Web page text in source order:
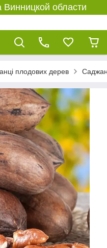
Винницкой области
плодових дерев